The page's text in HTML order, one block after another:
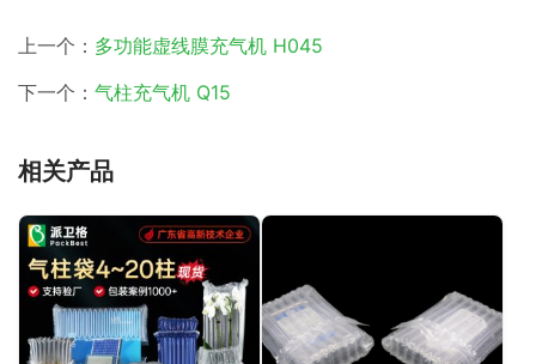
上一个： 多功能虚线膜充气机 H045
下一个： 气柱充气机 Q15
相关产品